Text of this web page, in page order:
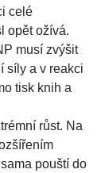
celé
opět ožívá.
musí zvýšit
síly a v reakci
tisk knih a
růst. Na
pouští do